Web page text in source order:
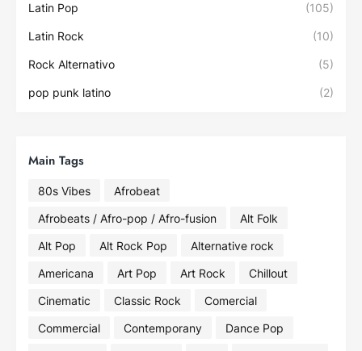
Latin Pop (105)
Latin Rock (10)
Rock Alternativo (5)
pop punk latino (2)
Main Tags
80s Vibes
Afrobeat
Afrobeats / Afro-pop / Afro-fusion
Alt Folk
Alt Pop
Alt Rock Pop
Alternative rock
Americana
Art Pop Art Rock
Chillout
Cinematic
Classic Rock
Comercial
Commercial
Contemporany
Dance Pop